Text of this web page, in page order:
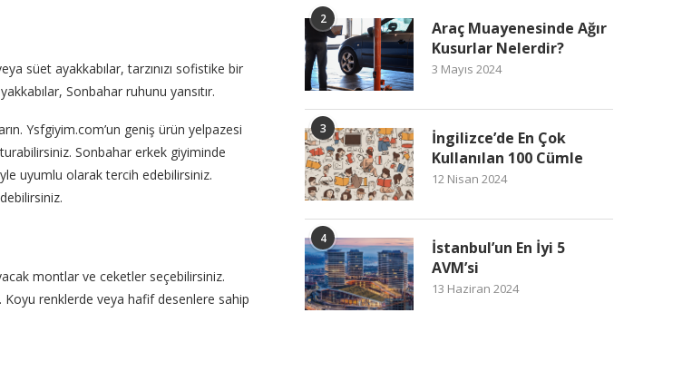
süet ayakkabılar, tarzınızı sofistike bir
Sonbahar ruhunu yansıtır.
Ysfgiyim.com’un geniş ürün yelpazesi
Sonbahar erkek giyiminde
uyumlu olarak tercih edebilirsiniz.
montlar ve ceketler seçebilirsiniz.
Koyu renklerde veya hafif desenlere sahip
2
Araç Muayenesinde Ağır
Kusurlar Nelerdir?
3 Mayıs 2024
3
İngilizce’de En Çok
Kullanılan 100 Cümle
12 Nisan 2024
4
İstanbul’un En İyi 5
AVM’si
13 Haziran 2024